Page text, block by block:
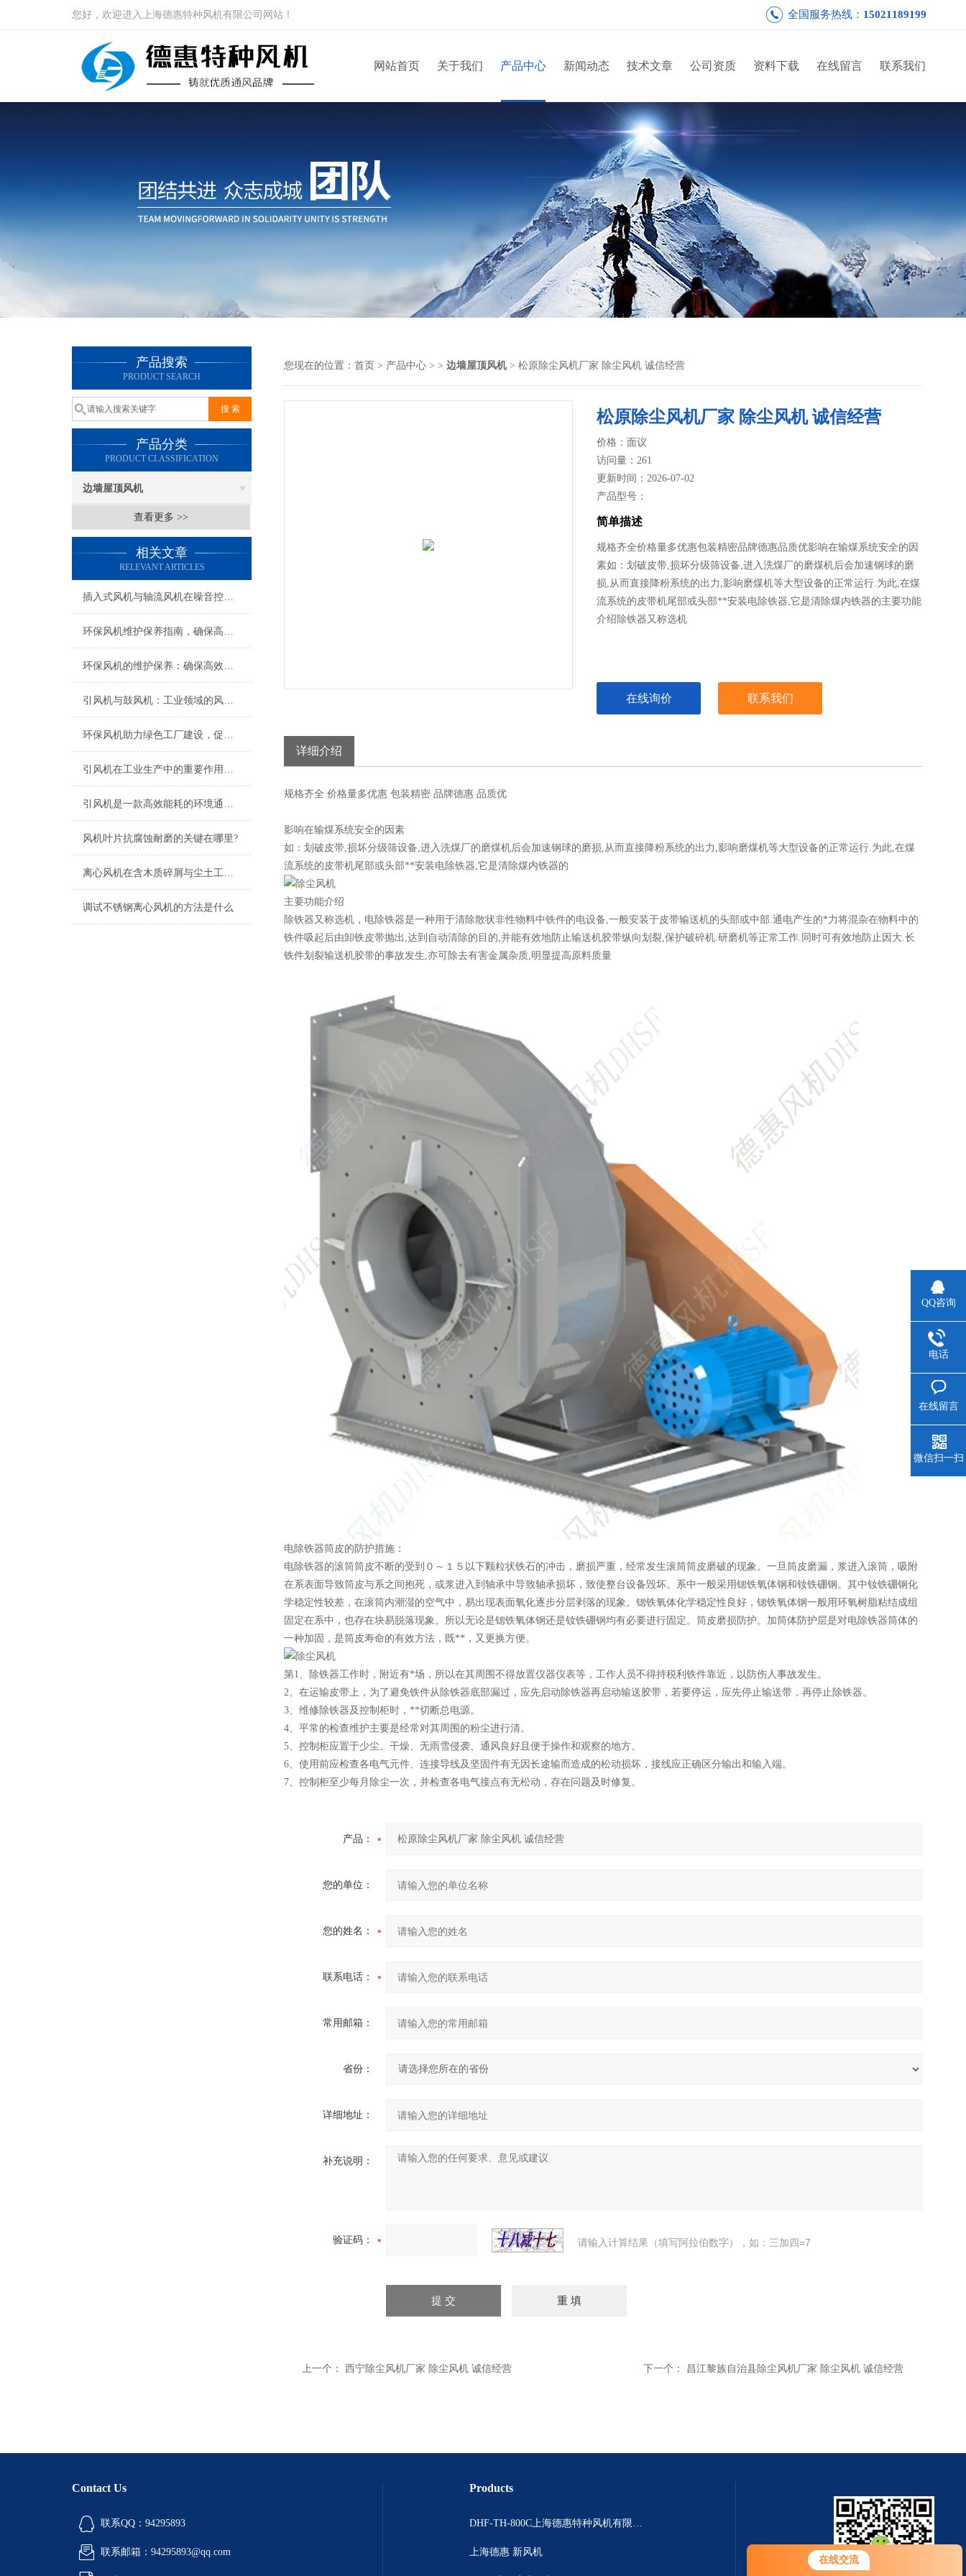
在线交流
您好！欢迎前来咨询，很高兴为您
服务，请问您要咨询什么问题呢？
您好，欢迎进入上海德惠特种风机有限公司网站！ 全国服务热线： 15021189199
网站首页 关于我们 产品中心 新闻动态 技术文章 公司资质 资料下载 在线留言 联系我们
产品搜索
PRODUCT SEARCH
产品分类
PRODUCT CLASSIFICATION
边墙屋顶风机
查看更多 >>
相关文章
RELEVANT ARTICLES
插入式风机与轴流风机在噪音控制上有何差异？
环保风机维护保养指南，确保高效稳定运行
环保风机的维护保养：确保高效运行的关键
引风机与鼓风机：工业领域的风动双子星
环保风机助力绿色工厂建设，促进节能减排
引风机在工业生产中的重要作用及发展趋势
引风机是一款高效能耗的环境通风设备
风机叶片抗腐蚀耐磨的关键在哪里?
离心风机在含木质碎屑与尘土工况下的高效应用解析
调试不锈钢离心风机的方法是什么
您现在的位置： 首页 > 产品中心 > > 边墙屋顶风机> 松原除尘风机厂家 除尘风机 诚信经营
松原除尘风机厂家 除尘风机 诚信经营
价格：面议
访问量：261
更新时间：2026-07-02
产品型号：
简单描述
规格齐全价格量多优惠包装精密品牌德惠品质优影响在输煤系统安全的因
素如：划破皮带,损坏分级筛设备,进入洗煤厂的磨煤机后会加速钢球的磨
损,从而直接降粉系统的出力,影响磨煤机等大型设备的正常运行.为此,在煤
流系统的皮带机尾部或头部**安装电除铁器,它是清除煤内铁器的主要功能
介绍除铁器又称选机
在线询价 联系我们
详细介绍
规格齐全 价格量多优惠 包装精密 品牌德惠 品质优
影响在输煤系统安全的因素
如：划破皮带,损坏分级筛设备,进入洗煤厂的磨煤机后会加速钢球的磨损,从而直接降粉系统的出力,影响磨煤机等大型设备的正常运行.为此,在煤
流系统的皮带机尾部或头部**安装电除铁器,它是清除煤内铁器的
主要功能介绍
除铁器又称选机，电除铁器是一种用于清除散状非性物料中铁件的电设备,一般安装于皮带输送机的头部或中部.通电产生的*力将混杂在物料中的
铁件吸起后由卸铁皮带抛出,达到自动清除的目的,并能有效地防止输送机胶带纵向划裂,保护破碎机.研磨机等正常工作.同时可有效地防止因大.长
铁件划裂输送机胶带的事故发生,亦可除去有害金属杂质,明显提高原料质量
电除铁器筒皮的防护措施：
电除铁器的滚筒筒皮不断的受到０～１５以下颗粒状铁石的冲击，磨损严重，经常发生滚筒筒皮磨破的现象。一旦筒皮磨漏，浆进入滚筒，吸附
在系表面导致筒皮与系之间抱死，或浆进入到轴承中导致轴承损坏，致使整台设备毁坏。系中一般采用锶铁氧体钢和钕铁硼钢。其中钕铁硼钢化
学稳定性较差，在滚筒内潮湿的空气中，易出现表面氧化逐步分层剥落的现象。锶铁氧体化学稳定性良好，锶铁氧体钢一般用环氧树脂粘结成组
固定在系中，也存在块易脱落现象。所以无论是锶铁氧体钢还是钕铁硼钢均有必要进行固定。筒皮磨损防护。加筒体防护层是对电除铁器筒体的
一种加固，是筒皮寿命的有效方法，既**，又更换方便。
第1、除铁器工作时，附近有*场，所以在其周围不得放置仪器仪表等，工作人员不得持税利铁件靠近，以防伤人事故发生。
2、在运输皮带上，为了避免铁件从除铁器底部漏过，应先启动除铁器再启动输送胶带，若要停运，应先停止输送带，再停止除铁器。
3、维修除铁器及控制柜时，**切断总电源。
4、平常的检查维护主要是经常对其周围的粉尘进行清。
5、控制柜应置于少尘、干燥、无雨雪侵袭、通风良好且便于操作和观察的地方。
6、使用前应检查各电气元件、连接导线及坚固件有无因长途输而造成的松动损坏，接线应正确区分输出和输入端。
7、控制柜至少每月除尘一次，并检查各电气接点有无松动，存在问题及时修复。
产品：
您的单位：
您的姓名：
联系电话：
常用邮箱：
省份：
详细地址：
补充说明：
验证码： 请输入计算结果（填写阿拉伯数字），如：三加四=7
上一个： 西宁除尘风机厂家 除尘风机 诚信经营 下一个： 昌江黎族自治县除尘风机厂家 除尘风机 诚信经营
Contact Us
联系QQ：94295893
联系邮箱：94295893@qq.com
Products
DHF-TH-800C上海德惠特种风机有限公司
上海德惠 新风机
QQ咨询
电话
在线留言
微信扫一扫